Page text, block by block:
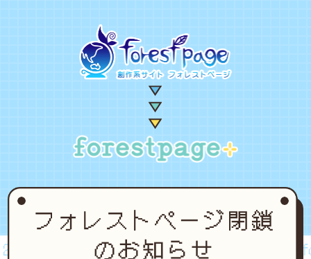
forestpage forever...2002~2024